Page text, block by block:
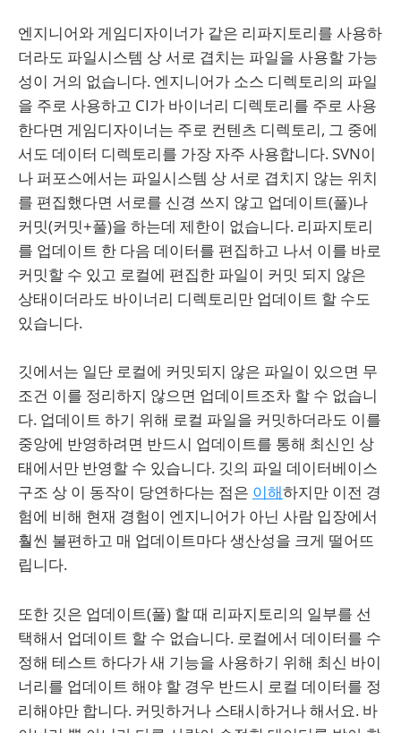
엔지니어와 게임디자이너가 같은 리파지토리를 사용하
더라도 파일시스템 상 서로 겹치는 파일을 사용할 가능
성이 거의 없습니다. 엔지니어가 소스 디렉토리의 파일
을 주로 사용하고 CI가 바이너리 디렉토리를 주로 사용
한다면 게임디자이너는 주로 컨텐츠 디렉토리, 그 중에
서도 데이터 디렉토리를 가장 자주 사용합니다. SVN이
나 퍼포스에서는 파일시스템 상 서로 겹치지 않는 위치
를 편집했다면 서로를 신경 쓰지 않고 업데이트(풀)나
커밋(커밋+풀)을 하는데 제한이 없습니다. 리파지토리
를 업데이트 한 다음 데이터를 편집하고 나서 이를 바로
커밋할 수 있고 로컬에 편집한 파일이 커밋 되지 않은
상태이더라도 바이너리 디렉토리만 업데이트 할 수도
있습니다.
깃에서는 일단 로컬에 커밋되지 않은 파일이 있으면 무
조건 이를 정리하지 않으면 업데이트조차 할 수 없습니
다. 업데이트 하기 위해 로컬 파일을 커밋하더라도 이를
중앙에 반영하려면 반드시 업데이트를 통해 최신인 상
태에서만 반영할 수 있습니다. 깃의 파일 데이터베이스
구조 상 이 동작이 당연하다는 점은 이해하지만 이전 경
험에 비해 현재 경험이 엔지니어가 아닌 사람 입장에서
훨씬 불편하고 매 업데이트마다 생산성을 크게 떨어뜨
립니다.
또한 깃은 업데이트(풀) 할 때 리파지토리의 일부를 선
택해서 업데이트 할 수 없습니다. 로컬에서 데이터를 수
정해 테스트 하다가 새 기능을 사용하기 위해 최신 바이
너리를 업데이트 해야 할 경우 반드시 로컬 데이터를 정
리해야만 합니다. 커밋하거나 스태시하거나 해서요. 바